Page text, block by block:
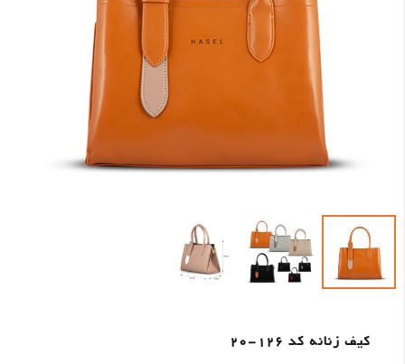
کیف زنانه کد 126-20